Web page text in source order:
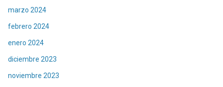
marzo 2024
febrero 2024
enero 2024
diciembre 2023
noviembre 2023